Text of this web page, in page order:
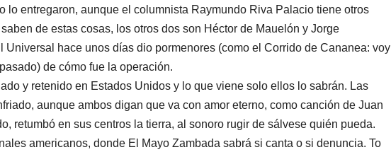
lo entregaron, aunque el columnista Raymundo Riva Palacio tiene otros
de estas cosas, los otros dos son Héctor de Mauelón y Jorge
hace unos días dio pormenores (como el Corrido de Cananea: voy
de cómo fue la operación.
y retenido en Estados Unidos y lo que viene solo ellos lo sabrán. Las
aunque ambos digan que va con amor eterno, como canción de Juan
retumbó en sus centros la tierra, al sonoro rugir de sálvese quién pueda.
americanos, donde El Mayo Zambada sabrá si canta o si denuncia. To